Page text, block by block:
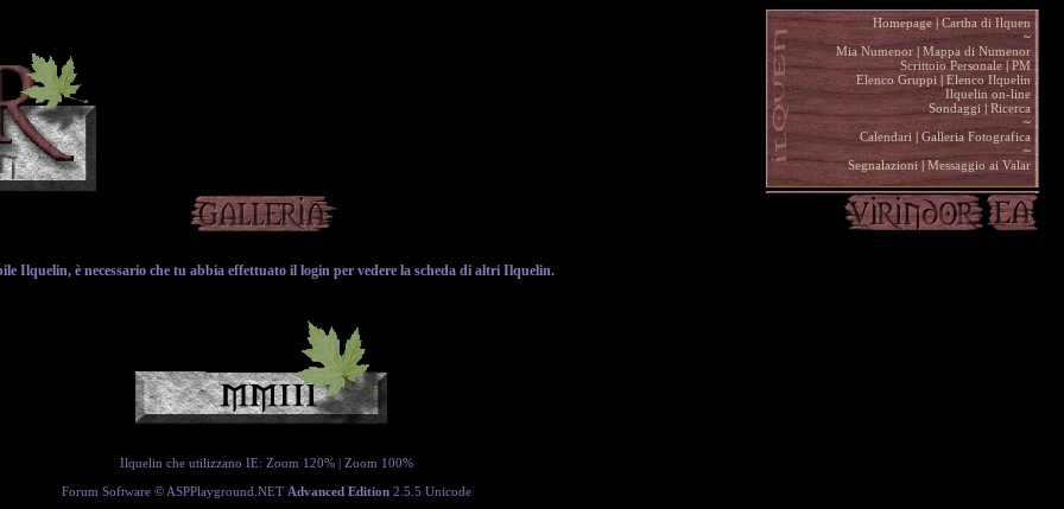
Homepage| Cartha di Ilquen .
~.
Mia Numenor | Mappa di Numenor .
Scrittoio Personale| PM .
Elenco Gruppi | Elenco Ilquelin .
Ilquelin on-line .
Sondaggi | Ricerca .
~.
Calendari | Galleria Fotografica .
~.
Segnalazioni| Messaggio ai Valar .
Ilquelin, è necessario che tu abbia effettuato il login per vedere la scheda di altri Ilquelin.
Ilquelin che utilizzano IE: Zoom 120%| Zoom 100%
Forum Software © ASPPlayground.NET Advanced Edition2.5.5 Unicode